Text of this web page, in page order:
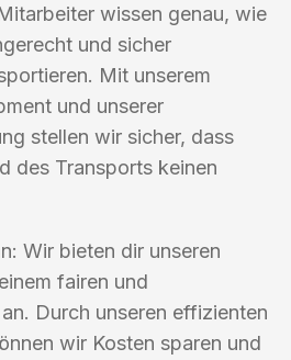
wissen genau, wie
und sicher
Mit unserem
und unserer
stellen wir sicher, dass
des Transports keinen
Wir bieten dir unseren
fairen und
Durch unseren effizienten
wir Kosten sparen und